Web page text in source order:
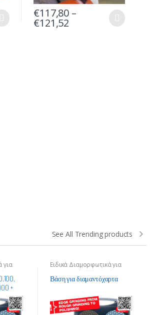
€117,80 –
€121,52
See All Trending products
για
+
Ειδικά Διαμορφωτικά για
Επεξεργασία Υλικών
Βάση για διαμαντόχαρτα